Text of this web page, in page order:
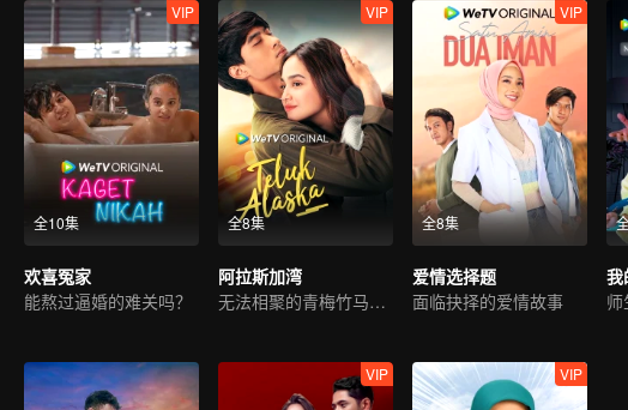
全10集
VIP
欢喜冤家
能熬过逼婚的难关吗？
全8集
VIP
阿拉斯加湾
无法相聚的青梅竹马之爱。
全8集
VIP
爱情选择题
面临抉择的爱情故事
我
VIP VIP